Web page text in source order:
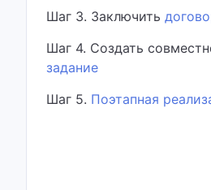
Шаг 3. Заключить
Шаг 4. Создать
задание
Шаг 5. Поэтапная